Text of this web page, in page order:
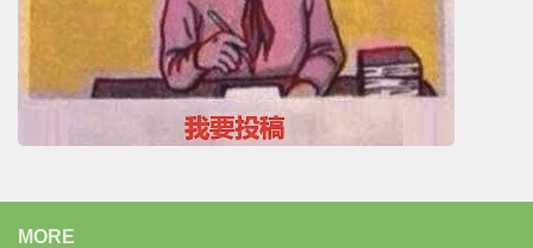
MORE